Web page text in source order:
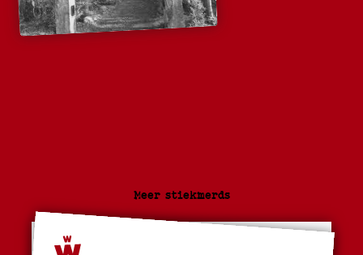
Meer stiekmerds